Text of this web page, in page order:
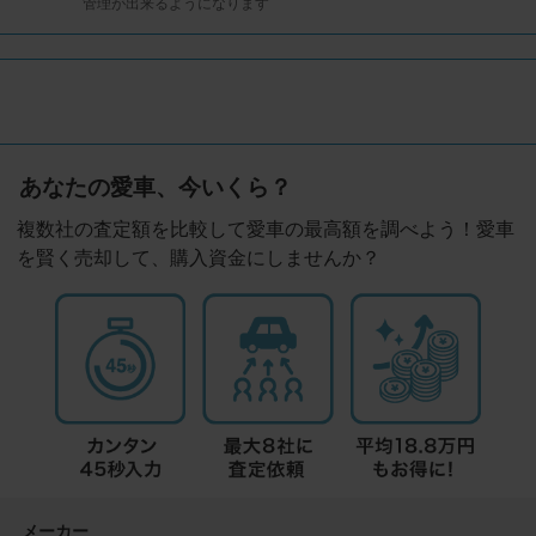
管理が出来るようになります
あなたの愛車、今いくら？
複数社の査定額を比較して愛車の最高額を調べよう！愛車
を賢く売却して、購入資金にしませんか？
メーカー